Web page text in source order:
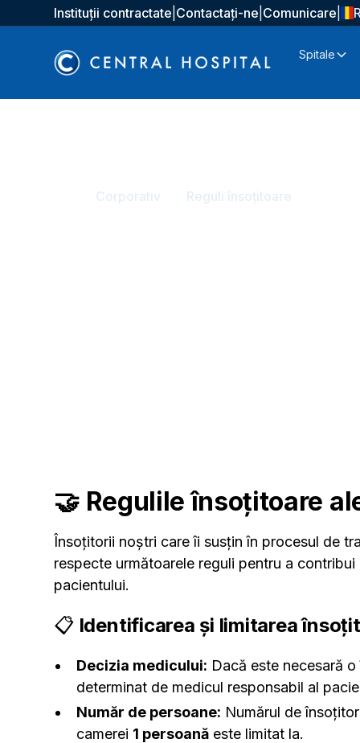
Instituții contractate Contactați-ne Comunicare
Spitale
Corporativ Reguli însoțitoare
🤝 Regulile însoțitoare
Însoțitorii noștri care îi susțin în procesul de
respecte următoarele reguli pentru a
pacientului.
📋 Identificarea și limitarea
Decizia medicului: Dacă este necesară
determinat de medicul responsabil al
Număr de persoane: Numărul de
camerei 1 persoană este limitat la.